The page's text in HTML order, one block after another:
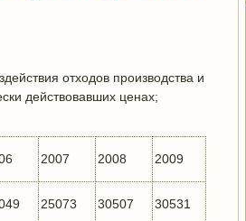
отходов производства и
действовавших ценах;
2007 2008 2009
25073 30507 30531